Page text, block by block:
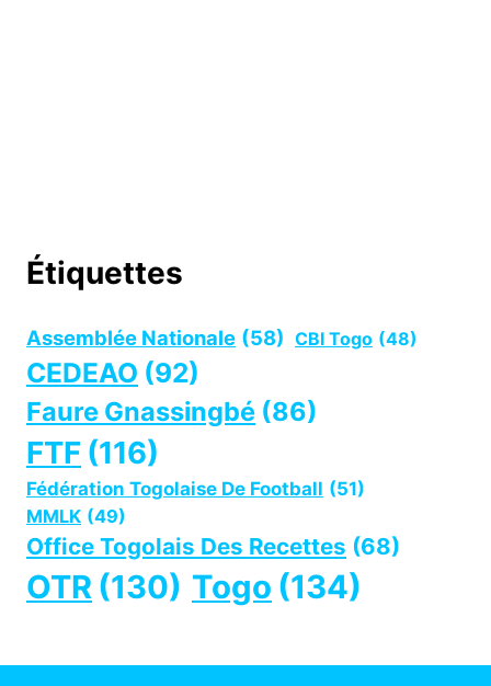
Étiquettes
Assemblée Nationale (58) CBI Togo (48)
CEDEAO (92)
Faure Gnassingbé (86)
FTF (116)
Fédération Togolaise De Football (51)
MMLK (49)
Office Togolais Des Recettes (68)
OTR (130) Togo (134)